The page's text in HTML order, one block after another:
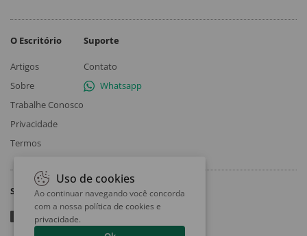
O Escritório
Artigos
Sobre
Trabalhe Conosco
Privacidade
Termos
Suporte
Contato
Whatsapp
Siga
Uso de cookies
Ao continuar navegando você concorda
com a nossa política de cookies e
privacidade.